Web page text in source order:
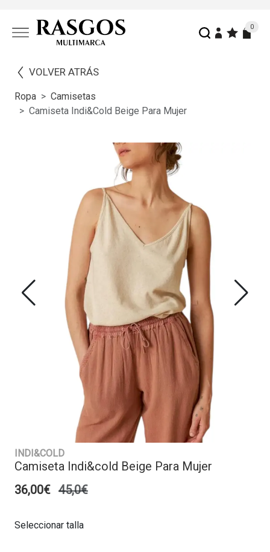
0
VOLVER ATRÁS
Ropa
Camisetas
Camiseta Indi&cold Beige Para Mujer
INDI&COLD
Camiseta Indi&cold Beige Para Mujer
36,00€ 45,0€
Seleccionar talla